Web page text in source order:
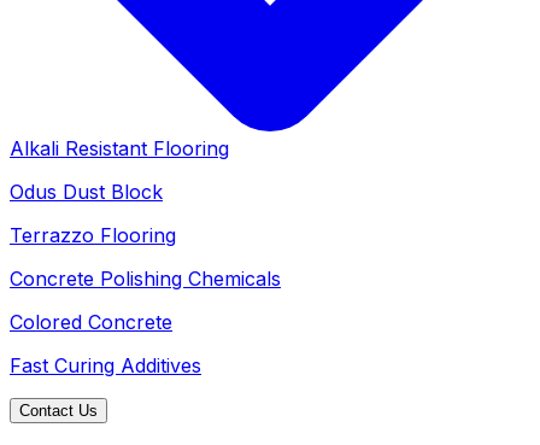
Alkali Resistant Flooring
Odus Dust Block
Terrazzo Flooring
Concrete Polishing Chemicals
Colored Concrete
Fast Curing Additives
Contact Us